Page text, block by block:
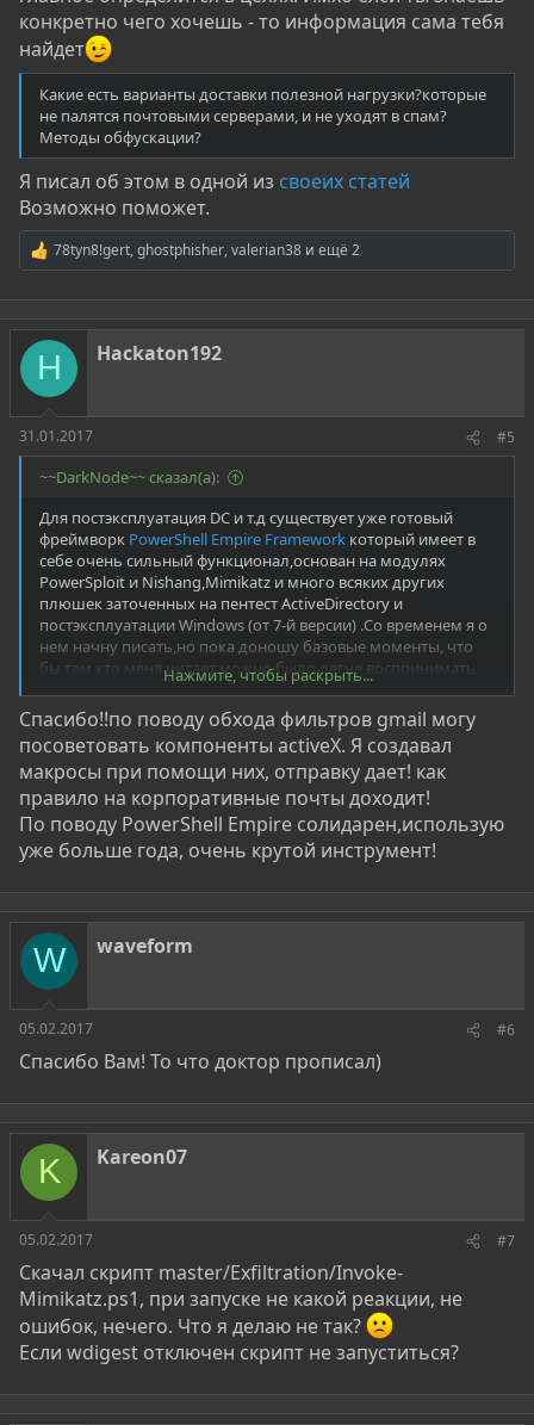
конкретно чего хочешь - то информация сама тебя
найдет
Какие есть варианты доставки полезной нагрузки?которые
не палятся почтовыми серверами, и не уходят в спам?
Методы обфускации?
Я писал об этом в одной из своеих статей
Возможно поможет.
Р
е
а
к
ц
и
:
78tyn8!gert,ghostphisher,valerian38 и ещё 2
H Hackaton192
31.01.2017 #5
~~DarkNode~~ сказал(а):
Для постэксплуатация DC и т.д существует уже готовый
фреймворк PowerShell Empire Framework который имеет в
себе очень сильный функционал,основан на модулях
PowerSploit и Nishang,Mimikatz и много всяких других
плюшек заточенных на пентест ActiveDirectory и
постэксплуатации Windows (от 7-й версии) .Со временем я о
нем начну писать,но пока доношу базовые моменты, что
бы тем кто меня читает можно было легче воспринимать
информацию когда будем работать с этим
фреймворком.Как раз таки , что бы не было эфекта
скрипткидди - я посвятил себя этому скромному циклу
статей.
Что касается литературы и информации - я думаю главное
определится в целях. Имхо елси ты знаешь конкретно чего
хочешь - то информация сама тебя найдет
Я писал об этом в одной из
своеих статей
Возможно поможет.
Нажмите, чтобы раскрыть...
Спасибо!!по поводу обхода фильтров gmail могу
посоветовать компоненты activeX. Я создавал
макросы при помощи них, отправку дает! как
правило на корпоративные почты доходит!
По поводу PowerShell Empire солидарен,использую
уже больше года, очень крутой инструмент!
W waveform
05.02.2017 #6
Спасибо Вам! То что доктор прописал)
K Kareon07
05.02.2017 #7
Скачал скрипт master/Exfiltration/Invoke-
Mimikatz.ps1, при запуске не какой реакции, не
ошибок, нечего. Что я делаю не так?
Если wdigest отключен скрипт не запуститься?